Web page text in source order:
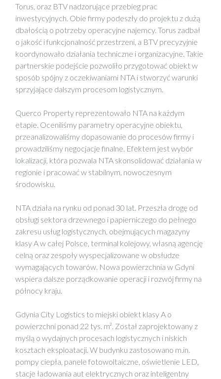
Torus, oraz BTV nadzorujące przebieg prac
inwestycyjnych. Obie firmy podeszły do projektu z dużą
dbałością o potrzeby operacyjne najemcy. Torus zadbał
o jakość i funkcjonalność przestrzeni, a BTV precyzyjnie
koordynowało działania techniczne i organizacyjne. Takie
partnerskie podejście pozwoliło przygotować obiekt w
sposób spójny z oczekiwaniami NTA i stworzyć warunki
sprzyjające dalszym procesom logistycznym.
Querco Property reprezentowało NTA na każdym
etapie. Oceniliśmy parametry operacyjne obiektu,
przeanalizowaliśmy dopasowanie do procesów firmy i
prowadziliśmy negocjacje finalne. Efektem jest wybór
lokalizacji, która pozwala NTA skonsolidować działania w
regionie i pracować w stabilnym, nowoczesnym
środowisku.
NTA działa na rynku od ponad 30 lat. Przeszła drogę od
obsługi sektora drzewnego i papierniczego do pełnego
zakresu usług logistycznych, obejmujących magazyny
klasy A w całej Polsce, terminal kolejowy, własną agencję
celną oraz zespoły wyspecjalizowane w obsłudze
wymagających towarów. Nowa powierzchnia w Gdyni
wspiera dalsze porządkowanie operacji i rozwój firmy na
północy kraju.
Gdynia City Logistics to miejski obiekt klasy A o
powierzchni ponad 22 tys. m². Został zaprojektowany z
myślą o wydajnych procesach logistycznych i niskich
kosztach eksploatacji. W budynku zastosowano m.in.
pompy ciepła, panele fotowoltaiczne, oświetlenie LED,
stacje ładowania aut elektrycznych oraz inteligentny